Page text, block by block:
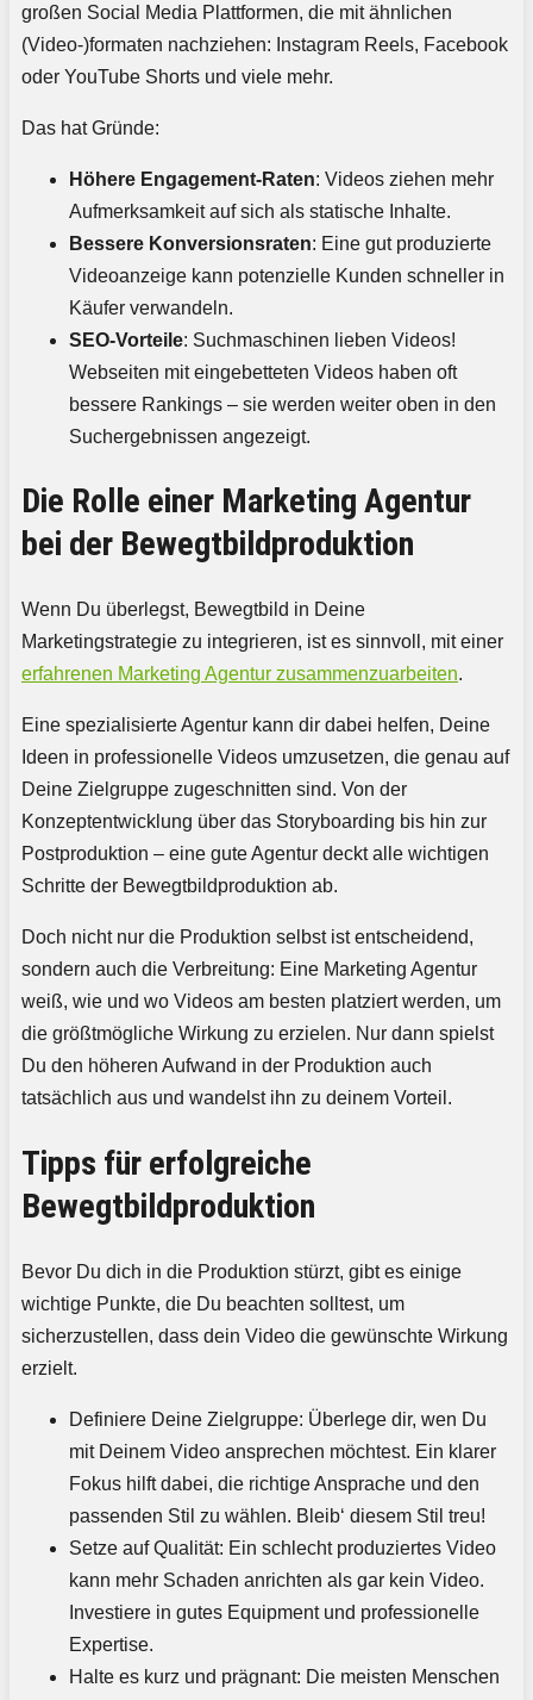
großen Social Media Plattformen, die mit ähnlichen
(Video-)formaten nachziehen: Instagram Reels, Facebook
oder YouTube Shorts und viele mehr.
Das hat Gründe:
Höhere Engagement-Raten: Videos ziehen mehr
Aufmerksamkeit auf sich als statische Inhalte.
Bessere Konversionsraten: Eine gut produzierte
Videoanzeige kann potenzielle Kunden schneller in
Käufer verwandeln.
SEO-Vorteile: Suchmaschinen lieben Videos!
Webseiten mit eingebetteten Videos haben oft
bessere Rankings – sie werden weiter oben in den
Suchergebnissen angezeigt.
Die Rolle einer Marketing Agentur
bei der Bewegtbildproduktion
Wenn Du überlegst, Bewegtbild in Deine
Marketingstrategie zu integrieren, ist es sinnvoll, mit einer
erfahrenen Marketing Agentur zusammenzuarbeiten.
Eine spezialisierte Agentur kann dir dabei helfen, Deine
Ideen in professionelle Videos umzusetzen, die genau auf
Deine Zielgruppe zugeschnitten sind. Von der
Konzeptentwicklung über das Storyboarding bis hin zur
Postproduktion – eine gute Agentur deckt alle wichtigen
Schritte der Bewegtbildproduktion ab.
Doch nicht nur die Produktion selbst ist entscheidend,
sondern auch die Verbreitung: Eine Marketing Agentur
weiß, wie und wo Videos am besten platziert werden, um
die größtmögliche Wirkung zu erzielen. Nur dann spielst
Du den höheren Aufwand in der Produktion auch
tatsächlich aus und wandelst ihn zu deinem Vorteil.
Tipps für erfolgreiche
Bewegtbildproduktion
Bevor Du dich in die Produktion stürzt, gibt es einige
wichtige Punkte, die Du beachten solltest, um
sicherzustellen, dass dein Video die gewünschte Wirkung
erzielt.
Definiere Deine Zielgruppe: Überlege dir, wen Du
mit Deinem Video ansprechen möchtest. Ein klarer
Fokus hilft dabei, die richtige Ansprache und den
passenden Stil zu wählen. Bleib‘ diesem Stil treu!
Setze auf Qualität: Ein schlecht produziertes Video
kann mehr Schaden anrichten als gar kein Video.
Investiere in gutes Equipment und professionelle
Expertise.
Halte es kurz und prägnant: Die meisten Menschen